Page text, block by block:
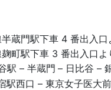
蔵門駅下車 4 番出入口
町駅下車 3 番出入口よ
駅 – 半蔵門 – 日比谷 –
駅西口 – 東京女子医大